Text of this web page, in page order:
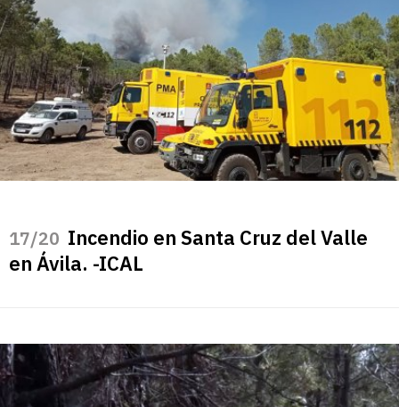
/20 Incendio en Santa Cruz del Valle
en Ávila. -ICAL